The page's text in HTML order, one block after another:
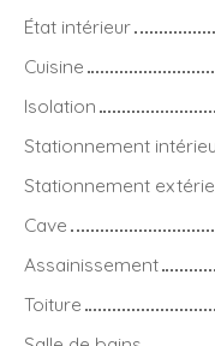
État intérieur
Cuisine
Isolation
Stationnement
Stationnement
Cave
Assainissement
Toiture